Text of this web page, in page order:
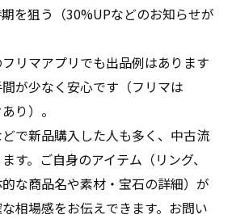
を狙う（30%UPなどのお知らせが
リマアプリでも出品例はあります
が少なく安心です（フリマは
り）。
で新品購入した人も多く、中古流
す。ご自身のアイテム（リング、
な商品名や素材・宝石の詳細）が
相場感をお伝えできます。お問い